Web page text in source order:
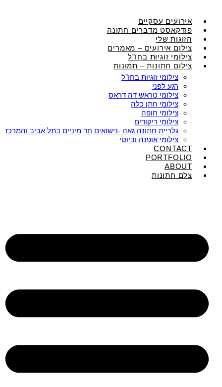
אירועים עסקיים
פודקאסט מדברים חתונה
הזוגות שלי
צילום אירועים – מאמרים
צילומי זוגיות בחו”ל
צילום חתונות – תמונות
צילומי זוגיות בחו”ל
רגע לפני
צילומי טראש דה דראס
צילומי חתן כלה
צילומי חופה
צילומי ריקודים
גלריית חתונה גאה -נישואים חד מיניים בתל אביב והמרכז
צילומי אופנה וביוטי
CONTACT
PORTFOLIO
ABOUT
צלם חתונות